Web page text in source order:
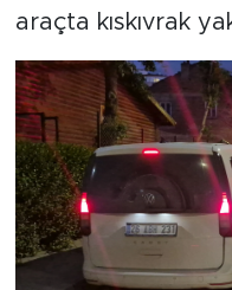
araçta kıskıvrak